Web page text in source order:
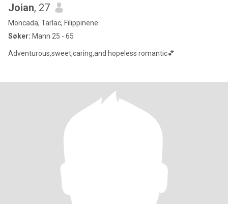
Joian, 27
Moncada, Tarlac, Filippinene
Søker: Mann 25 - 65
Adventurous,sweet,caring,and hopeless romantic💕